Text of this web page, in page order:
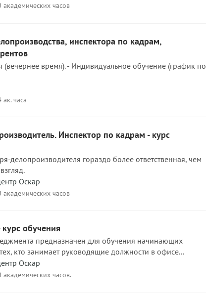
академических часов
инспектора по кадрам,
(вечернее время). - Индивидуальное обучение (график по
ак. часа
Инспектор по кадрам - курс
делопроизводителя гораздо более ответственная, чем
Оскар
академических часов
обучения
предназначен для обучения начинающих
кто занимает руководящие должности в офисе...
Оскар
академических часов.